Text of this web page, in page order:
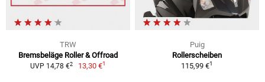
TRW
Bremsbeläge Roller & Offroad
UVP 14,78 €2 13,30 €1
Puig
Rollerscheiben
115,99 €1